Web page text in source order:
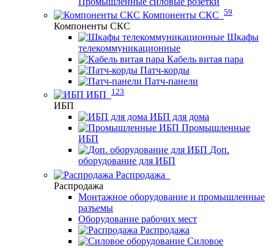
Компоненты СКС 59
Компоненты СКС
Шкафы
телекоммуникационные
Кабель витая пара
Патч-корды
Патч-панели
ИБП
123
ИБП
ИБП для дома
Промышленные
ИБП
Доп.
оборудование для ИБП
Распродажа
Распродажа
Монтажное оборудование и промышленные
разъемы
Оборудование рабочих мест
Распродажа
Силовое